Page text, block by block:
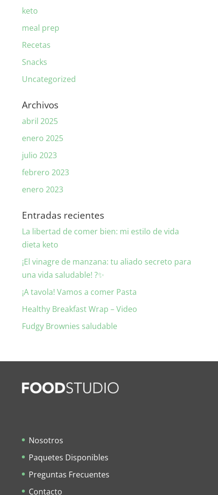
keto
meal prep
Recetas
Snacks
Uncategorized
Archivos
abril 2025
enero 2025
julio 2023
febrero 2023
enero 2023
Entradas recientes
La libertad de comer bien: mi estilo de vida
dieta keto
¡El vinagre de manzana: tu aliado secreto para
una vida saludable! ?✨
¡A tavola! Vamos a comer Pasta
Healthy Breakfast Wrap – Video
Fudgy Brownies saludable
Nosotros
Paquetes Disponibles
Preguntas Frecuentes
Contacto